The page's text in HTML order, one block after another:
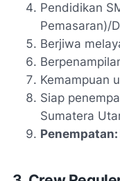
Pendidikan
Pemasaran)/
Berjiwa
Kemampuan
Siap
Sumatera